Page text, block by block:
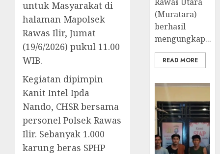
untuk Masyarakat di
halaman Mapolsek
Rawas Ilir, Jumat
(19/6/2026) pukul 11.00
WIB.
Kegiatan dipimpin
Kanit Intel Ipda
Nando, CHSR bersama
personel Polsek Rawas
Ilir. Sebanyak 1.000
karung beras SPHP
Rawas Utara
(Muratara)
berhasil
mengungkap...
READ MORE